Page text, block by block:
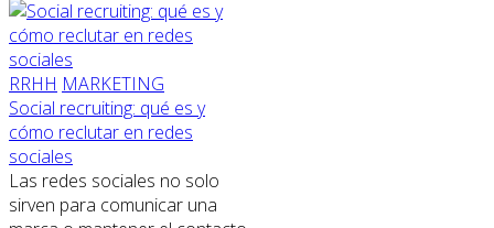
RRHH MARKETING
Social recruiting: qué es y
cómo reclutar en redes
sociales
Las redes sociales no solo
sirven para comunicar una